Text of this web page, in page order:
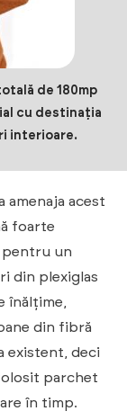
de 180mp
cu destinația
interioare.
amenaja acest
foarte
pentru un
din plexiglas
înălțime,
din fibră
existent, deci
parchet
în timp.